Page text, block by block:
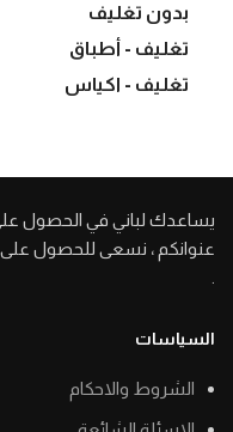
بدون تغليف
تغليف - أطباق
تغليف - اكياس
يساعدك لباني في الحصول على
عنوانكم ، نسعى للحصول
السياسات
الشروط والاحكام